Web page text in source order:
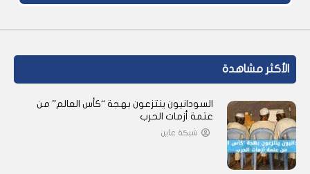
الأكثر مشاهدة
السودانيون ينتزعون بهجة “كأس العالم” من
عتمة أزمات الحرب
شبكة عاين